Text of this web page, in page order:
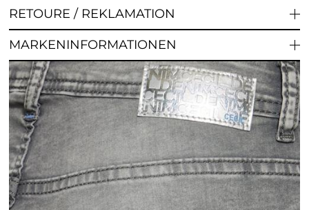
RETOURE / REKLAMATION
MARKENINFORMATIONEN